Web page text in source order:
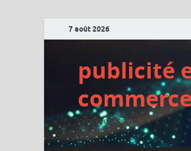
7 août 2026
publicité
cyberconcept.net